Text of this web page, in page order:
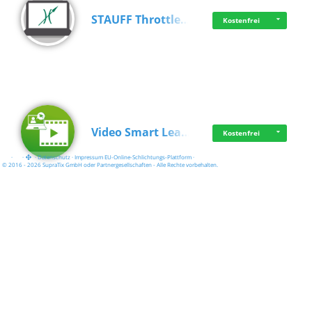
STAUFF Throttle… Kostenfrei
Video Smart Lea… Kostenfrei
· · ·Datenschutz·Impressum EU-Online-Schlichtungs-Plattform·
© 2016 - 2026 SupraTix GmbH oder Partnergesellschaften - Alle Rechte vorbehalten.